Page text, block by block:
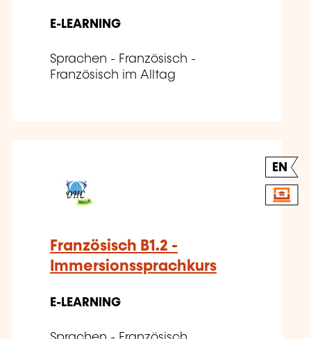
E-LEARNING
Sprachen - Französisch -
Französisch im Alltag
EN
Französisch B1.2 -
Immersionssprachkurs
E-LEARNING